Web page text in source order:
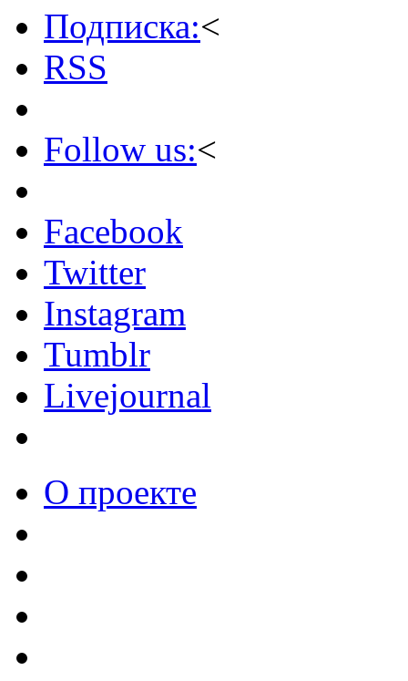
Подписка:<
RSS
Follow us:<
Facebook
Twitter
Instagram
Tumblr
Livejournal
О проекте